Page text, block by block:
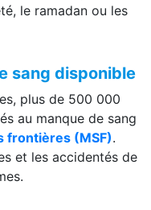
le ramadan ou les
sang disponible
plus de 500 000
au manque de sang
frontières (MSF).
et les accidentés de